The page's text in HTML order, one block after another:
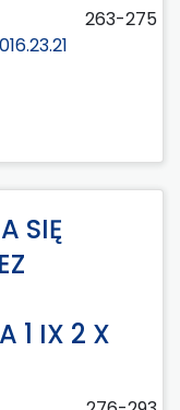
263-275
SIĘ
1 IX 2 X